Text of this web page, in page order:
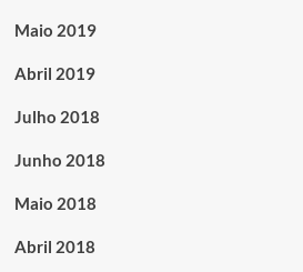
Maio 2019
Abril 2019
Julho 2018
Junho 2018
Maio 2018
Abril 2018